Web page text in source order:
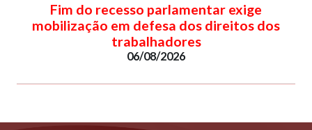
Fim do recesso parlamentar exige
mobilização em defesa dos direitos dos
trabalhadores
06/08/2026